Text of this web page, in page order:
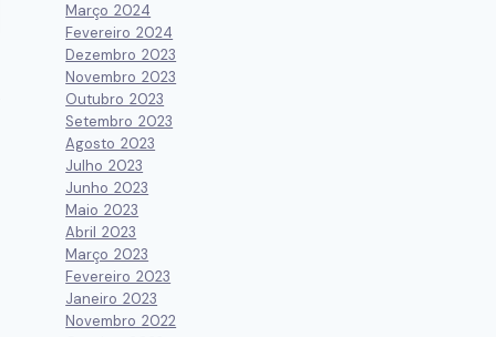
Março 2024
Fevereiro 2024
Dezembro 2023
Novembro 2023
Outubro 2023
Setembro 2023
Agosto 2023
Julho 2023
Junho 2023
Maio 2023
Abril 2023
Março 2023
Fevereiro 2023
Janeiro 2023
Novembro 2022